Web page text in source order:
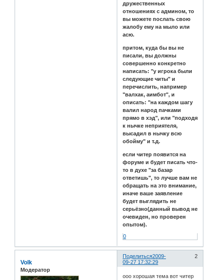
дружественных
отношениях с админом, то
вы можете послать свою
жалобу ему на мыло или
асю.
притом, куда бы вы не
писали, вы должны
совершенно конкретно
написать: "у игрока были
следующие читы" и
перечислить, например
"валхак, аимбот", и
описать: "на каждом шагу
валил народ пачками
прямо в хэд", или "подходя
к нычке неприятеля,
высадил в нычку всю
обойму" и т.д.
если читер появится на
форуме и будет писать что-
то в духе "за базар
ответишь", то лучше вам не
обращать на это внимание,
иначе ваше заявление
будет выглядить не
серьёзно(данный вывод не
очевиден, но проверен
опытом).
0
Поделиться 2
2009-
09-27 17:32:29
Volk
Модератор
ооо хорошая тема вот читер